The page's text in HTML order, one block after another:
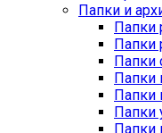
Папки и
Папки
Папки
Папки
Папки
Папки
Папки
Папки